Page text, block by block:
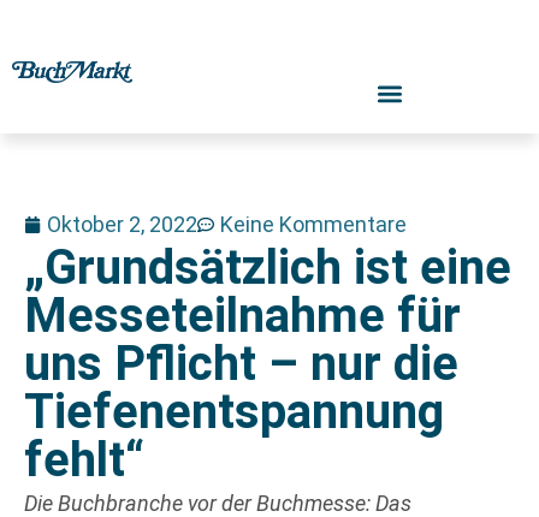
Oktober 2, 2022 Keine Kommentare
„Grundsätzlich ist eine
Messeteilnahme für
uns Pflicht – nur die
Tiefenentspannung
fehlt“
Die Buchbranche vor der Buchmesse: Das